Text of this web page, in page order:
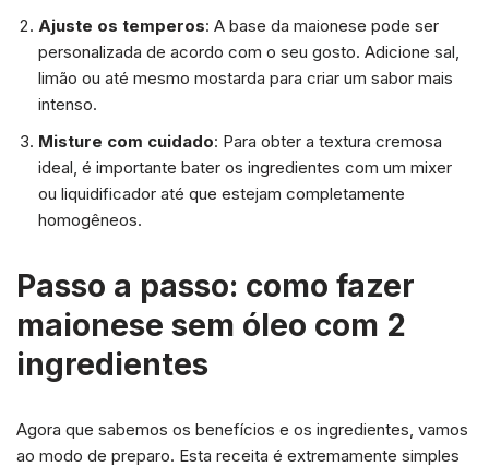
Ajuste os temperos: A base da maionese pode ser
personalizada de acordo com o seu gosto. Adicione sal,
limão ou até mesmo mostarda para criar um sabor mais
intenso.
Misture com cuidado: Para obter a textura cremosa
ideal, é importante bater os ingredientes com um mixer
ou liquidificador até que estejam completamente
homogêneos.
Passo a passo: como fazer
maionese sem óleo com 2
ingredientes
Agora que sabemos os benefícios e os ingredientes, vamos
ao modo de preparo. Esta receita é extremamente simples